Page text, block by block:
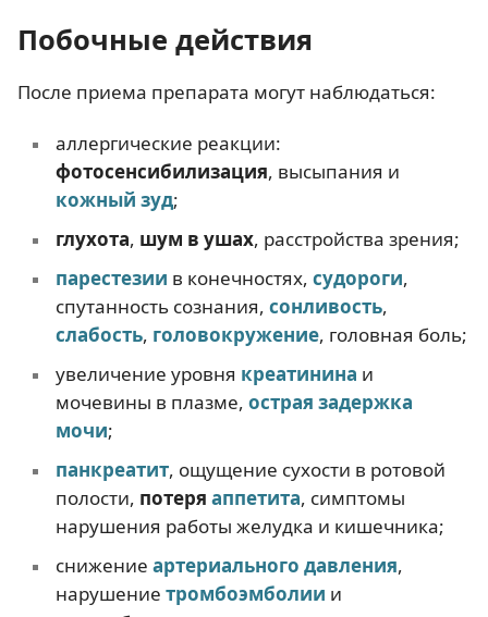
Побочные действия
После приема препарата могут наблюдаться:
аллергические реакции:
фотосенсибилизация, высыпания и
кожный зуд;
глухота, шум в ушах, расстройства зрения;
парестезии в конечностях, судороги,
спутанность сознания, сонливость,
слабость, головокружение, головная боль;
увеличение уровня креатинина и
мочевины в плазме, острая задержка
мочи;
панкреатит, ощущение сухости в ротовой
полости, потеря аппетита, симптомы
нарушения работы желудка и кишечника;
снижение артериального давления,
нарушение тромбоэмболии и